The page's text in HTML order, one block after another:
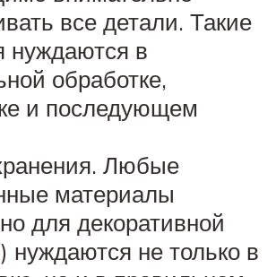
все детали. Такие
нуждаются в
обработке,
и последующем
Любые
материалы
для декоративной
нуждаются не только в